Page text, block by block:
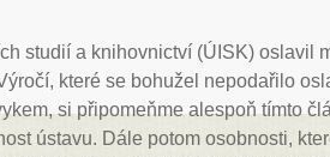
studií a knihovnictví (ÚISK) oslavil
které se bohužel nepodařilo
si připomeňme alespoň tímto
ústavu. Dále potom osobnosti,